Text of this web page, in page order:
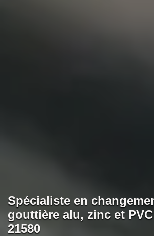
Spécialiste en
gouttière alu, zinc et
21580